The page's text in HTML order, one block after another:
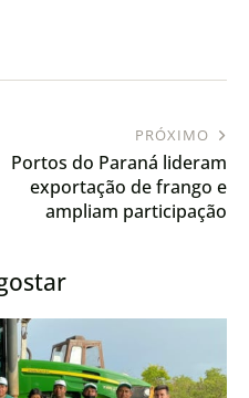
PRÓXIMO
Portos do Paraná lideram
exportação de frango e
ampliam participação